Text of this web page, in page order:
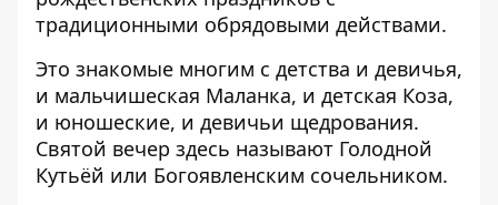
традиционными обрядовыми действами.
Это знакомые многим с детства и девичья,
и мальчишеская Маланка, и детская Коза,
и юношеские, и девичьи щедрования.
Святой вечер здесь называют Голодной
Кутьёй или Богоявленским сочельником.